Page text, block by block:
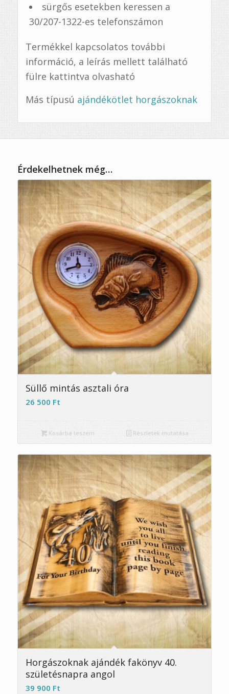
sürgős esetekben keressen a
30/207-1322-es telefonszámon
Termékkel kapcsolatos további
információ, a leírás mellett található
fülre kattintva olvasható
Más típusú ajándékötlet horgászoknak
Érdekelhetnek még…
Süllő mintás asztali óra
26 500 Ft
Kosárba teszem Részletek mutatása
Horgászoknak ajándék fakönyv 40.
születésnapra angol
39 900 Ft